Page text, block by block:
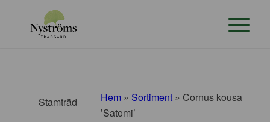
Stamträd
Hem » Sortiment » Cornus kousa
’Satomi’